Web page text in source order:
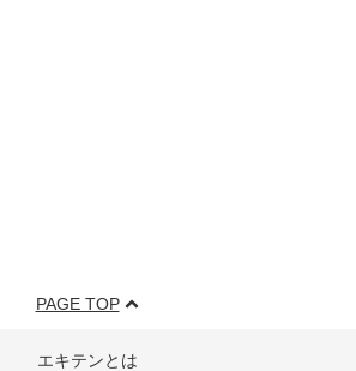
PAGE TOP
エキテンとは